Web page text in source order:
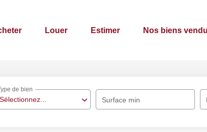
Louer Estimer Nos biens
Sélectionnez...
de bien
Surface min